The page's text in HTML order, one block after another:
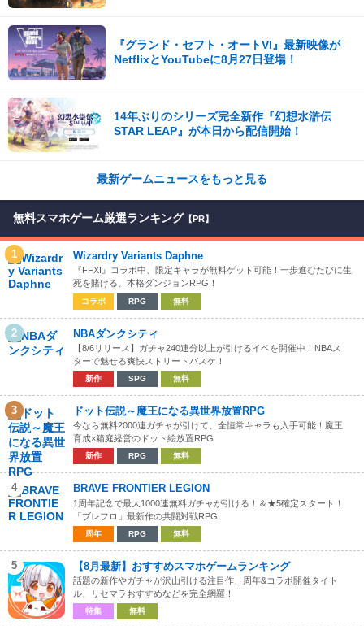
『グランド・セフト・オートVI』最新映像が
NetflixとYouTubeに8月27日登場！
14年ぶりのシリーズ完全新作『幻想水滸伝
STAR LEAP』が本日から配信開始！
最新ゲームニュースをもっと見る
無料スマホゲーム厳選ランキング 【PR】
1 Wizardry Variants Daphne
『FFXI』コラボ中、限定キャラが無料ゲット可能！一歩進むたびに生
死を賭ける、本格ダンジョンRPG！
コラボ RPG 無料
2 NBAダンクシティ
【8/6リリース】ガチャ240連分以上が引けるイベを開催中！NBAス
ターで魅せる爽快ストリートバスケ！
新作 SPG 無料
3 ドット伝説～魔王になる異世界放置RPG
今なら無料2000連ガチャが引けて、全恒常キャラも入手可能！魔王
育成×箱庭経営のドット絵放置RPG
新作 RPG 無料
4 BRAVE FRONTIER LEGION
1周年記念で最大1000連無料ガチャが引ける！＆★5確定スタート！
「ブレフロ」最新作の共闘対戦RPG
周年 RPG 無料
5 【8月最新】おすすめスマホゲームランキング
話題の新作やガチャが沢山引ける注目作、周年&コラボ開催タイト
ル、リセマラおすすめなどを完全網羅！
特集 無料